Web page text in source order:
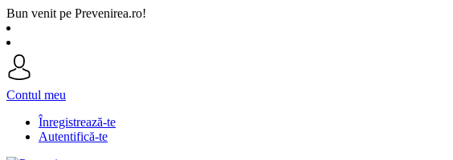
Bun venit pe Prevenirea.ro!
Contul meu
Înregistrează-te
Autentifică-te